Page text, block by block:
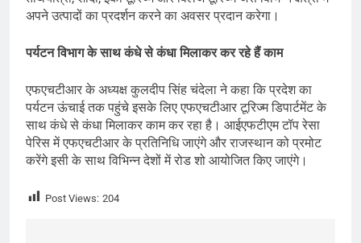
अपने उत्पादों का प्रदर्शन करने का अवसर प्रदान करेगा।
पर्यटन विभाग के साथ कंधे से कंधा मिलाकर कर रहे हैं काम
एफएचटीआर के अध्यक्ष कुलदीप सिंह चंदेला ने कहा कि प्रदेश का
पर्यटन ऊंचाई तक पहुंचे इसके लिए एफएचटीआर टूरिज्म डिपार्टमेंट के
साथ कंधे से कंधा मिलाकर काम कर रहा है। आईएफटीएम टॉप रेसा
पेरिस में एफएचटीआर के प्रतिनिधि जाएंगे और राजस्थान को प्रमोट
करेंगे इसी के साथ विभिन्न देशों में रोड शो आयोजित किए जाएंगे।
Post Views: 204